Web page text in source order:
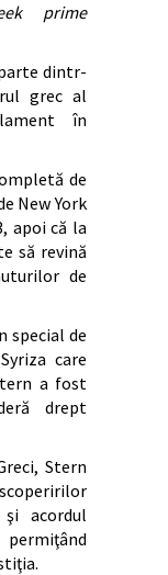
prime
dintr-
grec al
în
de
New York
apoi că la
să revină
de
special de
care
a fost
drept
Stern
şi acordul